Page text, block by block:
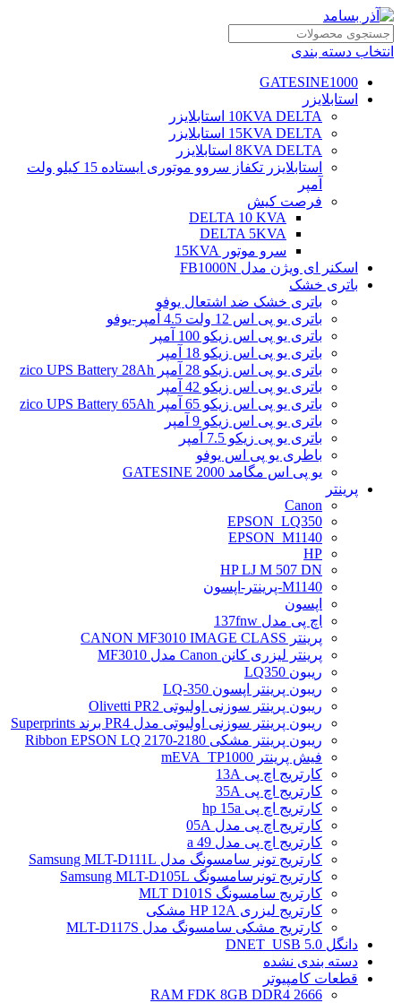
انتخاب دسته بندی
GATESINE1000
استابلایزر
10KVA DELTA استابلایزر
15KVA DELTA استابلایزر
8KVA DELTA استابلایزر
استابلایزر تکفاز سروو موتوری ایستاده 15 کیلو ولت
آمپر
فرصت کیش
DELTA 10 KVA
DELTA 5KVA
سرو موتور 15KVA
اسکنر ای ویژن مدل FB1000N
باتری خشک
باتری خشک ضد اشتعال یوفو
باتری یو پی اس 12 ولت 4.5 آمپر-یوفو
باتری یو پی اس زیکو 100 آمپر
باتری یو پی اس زیکو 18 آمپر
باتری یو پی اس زیکو 28 آمپر zico UPS Battery 28Ah
باتری یو پی اس زیکو 42 آمپر
باتری یو پی اس زیکو 65 آمپر zico UPS Battery 65Ah
باتری یو پی اس زیکو 9 آمپر
باتری یو پی زیکو 7.5 آمپر
باطری یو پی اس یوفو
یو پی اس مگامد GATESINE 2000
پرینتر
Canon
EPSON_LQ350
EPSON_M1140
HP
HP LJ M 507 DN
M1140-پرینتر-اپسون
اپسون
اچ پی مدل 137fnw
پرینتر CANON MF3010 IMAGE CLASS
پرینتر لیزری کانن Canon مدل MF3010
ریبون LQ350
ریبون پرینتر اپسون LQ-350
ریبون پرینتر سوزنی اولیوتی Olivetti PR2
ریبون پرینتر سوزنی اولیوتی مدل PR4 برند Superprints
ریبون پرینتر مشکی Ribbon EPSON LQ 2170-2180
فیش پرینتر mEVA_TP1000
کارتریج اچ پی 13A
کارتریج اچ پی 35A
کارتریج اچ پی hp 15a
کارتریج اچ پی مدل 05A
کارتریج اچ پی مدل 49 a
کارتریج تونر سامسونگ مدل Samsung MLT-D111L
کارتریج تونرسامسونگ Samsung MLT-D105L
کارتریج سامسونگ MLT D101S
کارتریج لیزری HP 12A مشکی
کارتریج مشکی سامسونگ مدل MLT-D117S
دانگل DNET_USB 5.0
دسته بندی نشده
قطعات کامپیوتر
RAM FDK 8GB DDR4 2666